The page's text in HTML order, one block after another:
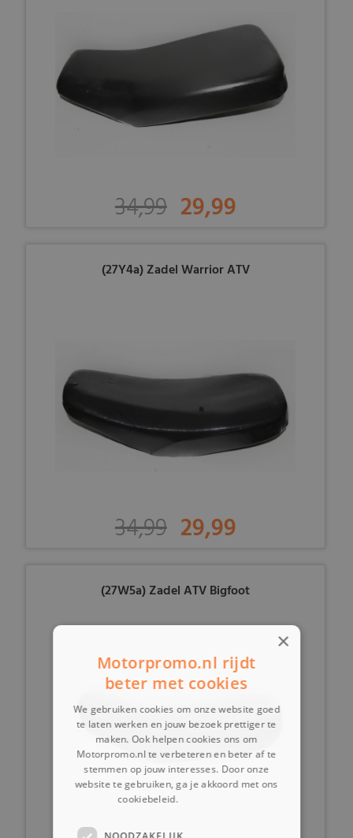
34,99 29,99
(27Y4a) Zadel Warrior ATV
34,99 29,99
(27W5a) Zadel ATV Bigfoot
×
Motorpromo.nl rijdt
beter met cookies
We gebruiken cookies om onze website goed
te laten werken en jouw bezoek prettiger te
maken. Ook helpen cookies ons om
Motorpromo.nl te verbeteren en beter af te
stemmen op jouw interesses. Door onze
website te gebruiken, ga je akkoord met ons
cookiebeleid.